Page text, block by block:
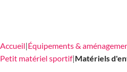
Accueil Équipements &
Petit matériel sportif Matériels